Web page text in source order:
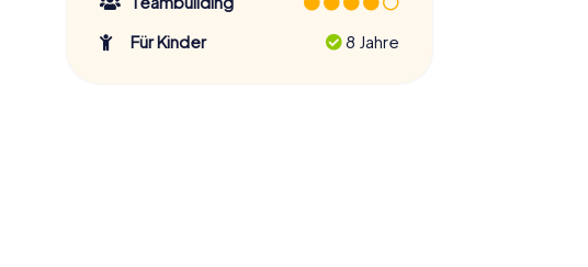
Für Kinder
8 Jahre